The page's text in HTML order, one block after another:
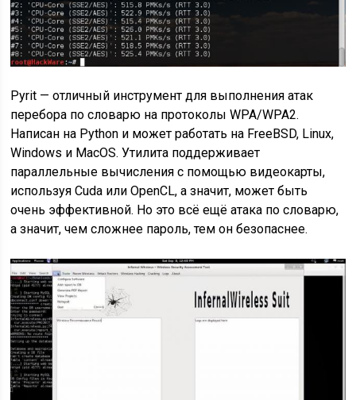
Pyrit — отличный инструмент для выполнения атак
перебора по словарю на протоколы WPA/WPA2.
Написан на Python и может работать на FreeBSD, Linux,
Windows и MacOS. Утилита поддерживает
параллельные вычисления с помощью видеокарты,
используя Cuda или OpenCL, а значит, может быть
очень эффективной. Но это всё ещё атака по словарю,
а значит, чем сложнее пароль, тем он безопаснее.